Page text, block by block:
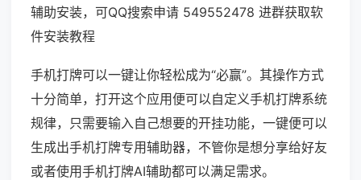
辅助安装，可QQ搜索申请 549552478 进群获取软
件安装教程
手机打牌可以一键让你轻松成为“必赢”。其操作方式
十分简单，打开这个应用便可以自定义手机打牌系统
规律，只需要输入自己想要的开挂功能，一键便可以
生成出手机打牌专用辅助器，不管你是想分享给好友
或者使用手机打牌AI辅助都可以满足需求。